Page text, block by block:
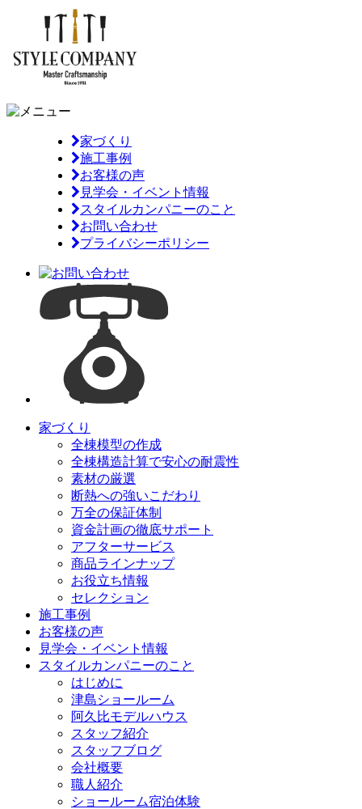
家づくり
施工事例
お客様の声
見学会・イベント情報
スタイルカンパニーのこと
お問い合わせ
プライバシーポリシー
家づくり
全棟模型の作成
全棟構造計算で安心の耐震性
素材の厳選
断熱への強いこだわり
万全の保証体制
資金計画の徹底サポート
アフターサービス
商品ラインナップ
お役立ち情報
セレクション
施工事例
お客様の声
見学会・イベント情報
スタイルカンパニーのこと
はじめに
津島ショールーム
阿久比モデルハウス
スタッフ紹介
スタッフブログ
会社概要
職人紹介
ショールーム宿泊体験